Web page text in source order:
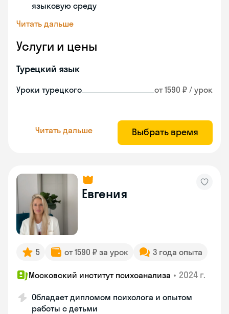
языковую среду
Читать дальше
Услуги и цены
Турецкий язык
Уроки турецкого от 1590 ₽ / урок
Читать дальше Выбрать время
Евгения
5 от 1590 ₽ за урок 3 года опыта
Московский институт психоанализа • 2024 г.
Обладает дипломом психолога и опытом
работы с детьми